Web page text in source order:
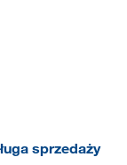
sprzedaży